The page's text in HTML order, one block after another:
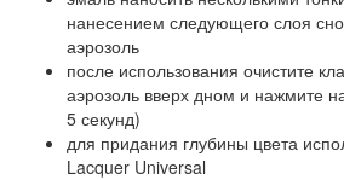
нанесением следующего слоя
аэрозоль
после использования очистите
аэрозоль вверх дном и нажмите
5 секунд)
для придания глубины цвета
Lacquer Universal